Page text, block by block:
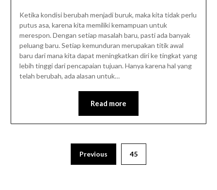
Ketika kondisi berubah menjadi buruk, maka kita tidak perlu
putus asa, karena kita memiliki kemampuan untuk
merespon. Dengan setiap masalah baru, pasti ada banyak
peluang baru. Setiap kemunduran merupakan titik awal
baru dari mana kita dapat meningkatkan diri ke tingkat yang
lebih tinggi dari pencapaian tujuan. Hanya karena hal yang
telah berubah, ada alasan untuk…
Read more
Previous 45